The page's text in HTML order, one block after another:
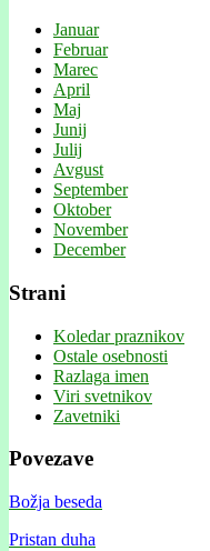
Januar
Februar
Marec
April
Maj
Junij
Julij
Avgust
September
Oktober
November
December
Strani
Koledar praznikov
Ostale osebnosti
Razlaga imen
Viri svetnikov
Zavetniki
Povezave
Božja beseda
Pristan duha